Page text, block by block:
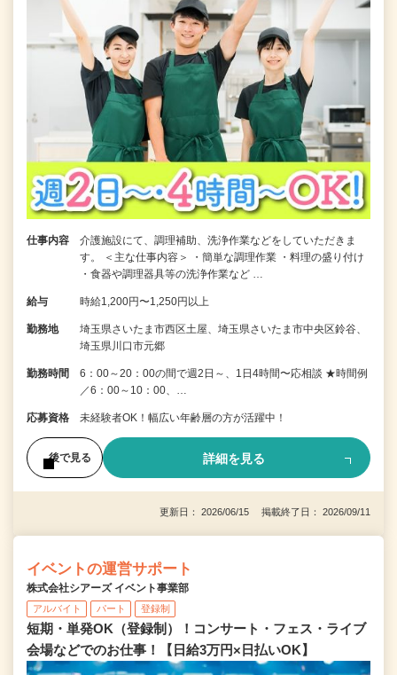
仕事内容
介護施設にて、調理補助、洗浄作業などをしていただきま
す。 ＜主な仕事内容＞ ・簡単な調理作業 ・料理の盛り付け
・食器や調理器具等の洗浄作業など …
給与 時給1,200円〜1,250円以上
勤務地
埼玉県さいたま市西区土屋、埼玉県さいたま市中央区鈴谷、
埼玉県川口市元郷
勤務時間
6：00～20：00の間で週2日～、1日4時間〜応相談 ★時間例
／6：00～10：00、…
応募資格 未経験者OK！幅広い年齢層の方が活躍中！
後で見る 詳細を見る
更新日： 2026/06/15 掲載終了日： 2026/09/11
イベントの運営サポート
株式会社シアーズ イベント事業部
アルバイト パート 登録制
短期・単発OK（登録制）！コンサート・フェス・ライブ
会場などでのお仕事！【日給3万円×日払いOK】